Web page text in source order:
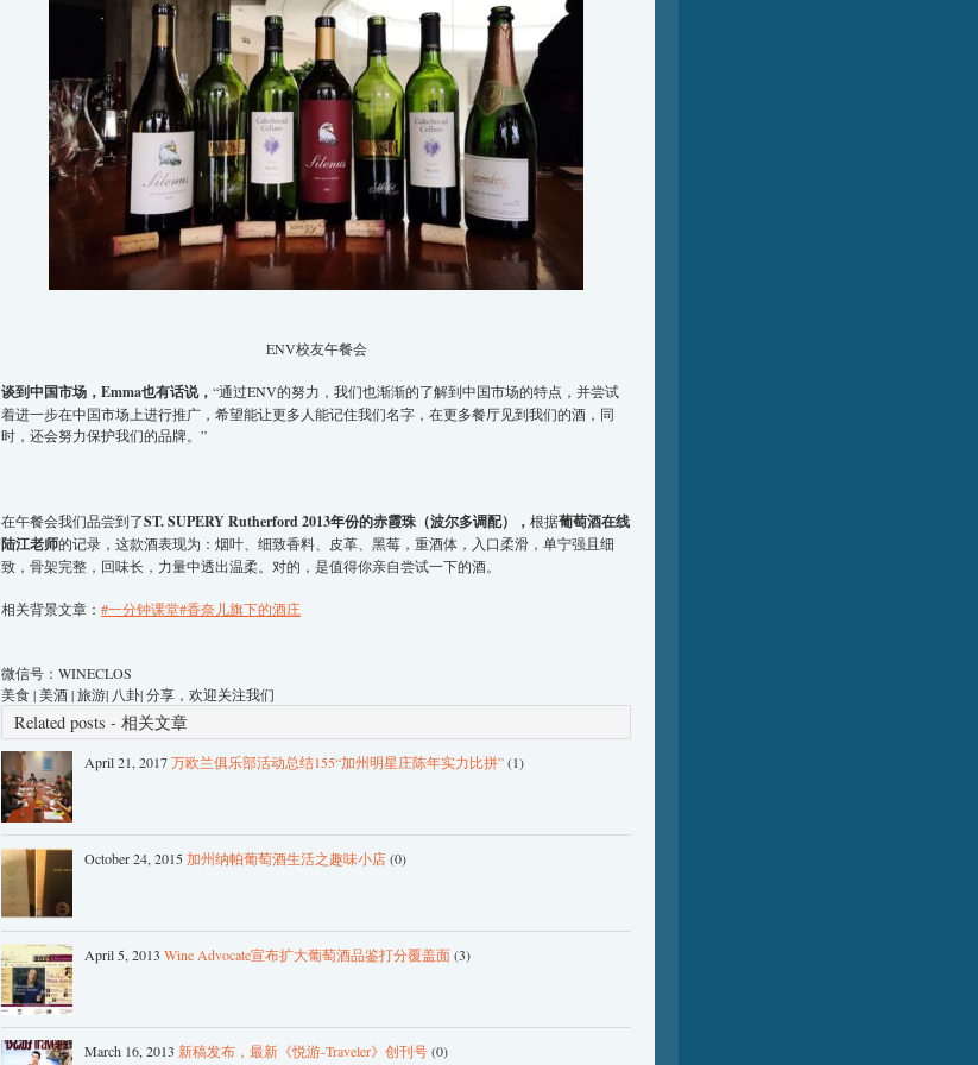
ENV校友午餐会
谈到中国市场，Emma也有话说， “通过ENV的努力，我们也渐渐的了解到中国市场的特点，并尝试
着进一步在中国市场上进行推广，希望能让更多人能记住我们名字，在更多餐厅见到我们的酒，同
时，还会努力保护我们的品牌。”
在午餐会我们品尝到了ST. SUPERY Rutherford 2013年份的赤霞珠（波尔多调配）， 根据葡萄酒在线
陆江老师的记录，这款酒表现为：烟叶、细致香料、皮革、黑莓，重酒体，入口柔滑，单宁强且细
致，骨架完整，回味长，力量中透出温柔。对的，是值得你亲自尝试一下的酒。
相关背景文章： #一分钟课堂#香奈儿旗下的酒庄
微信号：WINECLOS
美食 | 美酒 | 旅游| 八卦| 分享，欢迎关注我们
Related posts - 相关文章
April 21, 2017万欧兰俱乐部活动总结155“加州明星庄陈年实力比拼”(1)
October 24, 2015加州纳帕葡萄酒生活之趣味小店(0)
April 5, 2013 Wine Advocate宣布扩大葡萄酒品鉴打分覆盖面(3)
March 16, 2013 新稿发布，最新《悦游-Traveler》创刊号(0)